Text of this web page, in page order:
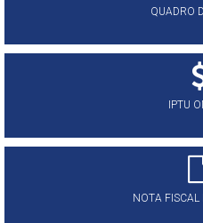
QUADRO
IPTU
NOTA FISCAL